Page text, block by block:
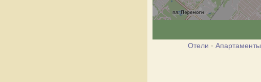
Отели · Апартаменты